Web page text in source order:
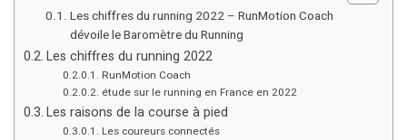
Les chiffres du running 2022 – RunMotion Coach
dévoile le Baromètre du Running
Les chiffres du running 2022
RunMotion Coach
étude sur le running en France en 2022
Les raisons de la course à pied
Les coureurs connectés